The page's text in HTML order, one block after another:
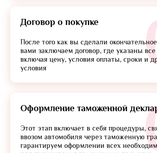
Договор о покупке
После того как вы сделали
вами заключаем договор, где указаны
включая цену, условия оплаты, сроки и
условия
Оформление таможенной
Этот этап включает в себя процедуры,
ввозом автомобиля через таможенную
гарантируем оформлении всех